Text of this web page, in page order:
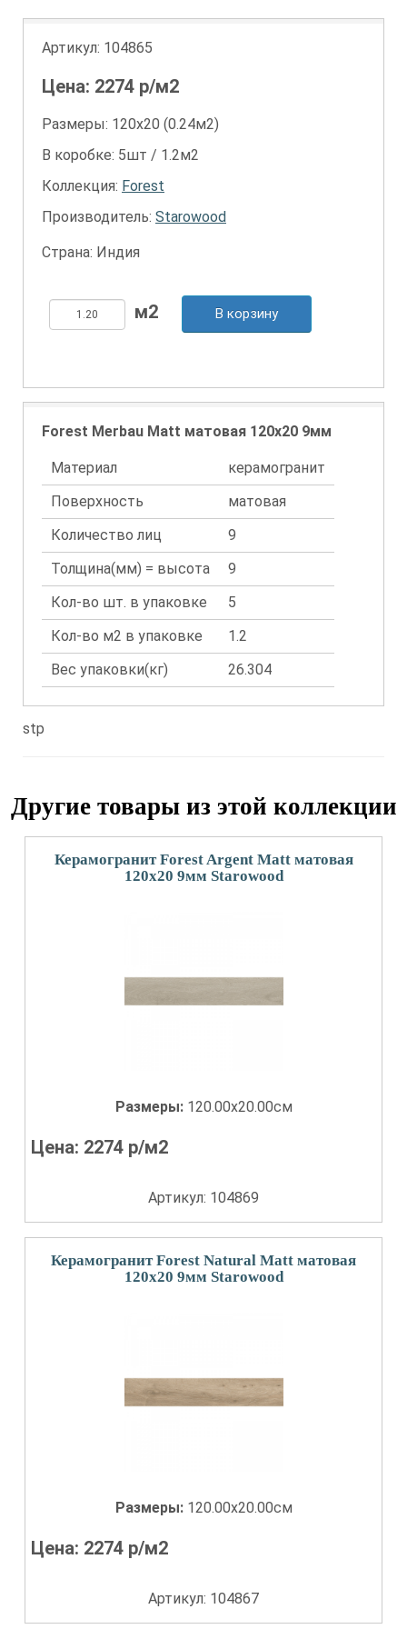
Артикул: 104865
Цена: 2274 р/м2
Размеры: 120х20 (0.24м2)
В коробке: 5шт / 1.2м2
Коллекция: Forest
Производитель: Starowood
Страна: Индия
В корзину
Forest Merbau Matt матовая 120x20 9мм
Материал
керамогранит
Поверхность
матовая
Количество лиц
9
Толщина(мм) = высота
9
Кол-во шт. в упаковке
5
Кол-во м2 в упаковке
1.2
Вес упаковки(кг)
26.304
stp
Другие товары из этой коллекции
Керамогранит Forest Argent Matt матовая
120x20 9мм Starowood
Размеры: 120.00x20.00см
Цена: 2274 р/м2
Артикул: 104869
Керамогранит Forest Natural Matt матовая
120x20 9мм Starowood
Размеры: 120.00x20.00см
Цена: 2274 р/м2
Артикул: 104867